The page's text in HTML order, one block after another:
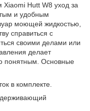
Hutt W8 уход за
и удобным
моющей жидкостью,
справиться с
своими делами или
делает
понятным. Основные
в комплекте.